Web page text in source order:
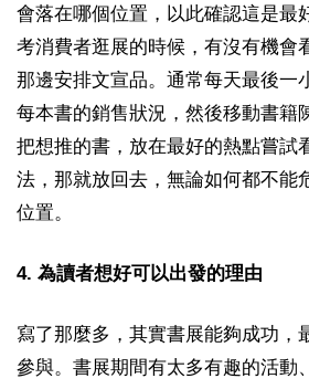
會落在哪個位置，以此確認這是最
考消費者逛展的時候，有沒有機會
那邊安排文宣品。通常每天最後一
每本書的銷售狀況，然後移動書籍
把想推的書，放在最好的熱點嘗試
法，那就放回去，無論如何都不能
位置。
4. 為讀者想好可以出發的理由
寫了那麼多，其實書展能夠成功，
參與。書展期間有太多有趣的活動